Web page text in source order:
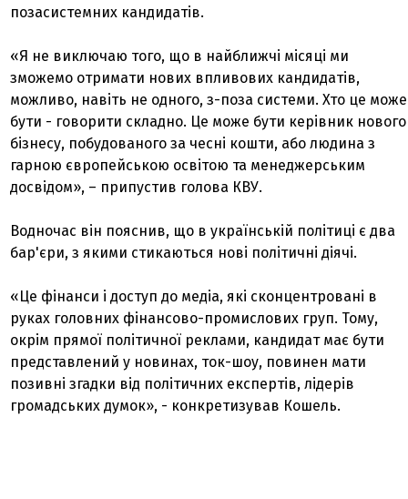
позасистемних кандидатів.
«Я не виключаю того, що в найближчі місяці ми
зможемо отримати нових впливових кандидатів,
можливо, навіть не одного, з-поза системи. Хто це може
бути - говорити складно. Це може бути керівник нового
бізнесу, побудованого за чесні кошти, або людина з
гарною європейською освітою та менеджерським
досвідом», – припустив голова КВУ.
Водночас він пояснив, що в українській політиці є два
бар'єри, з якими стикаються нові політичні діячі.
«Це фінанси і доступ до медіа, які сконцентровані в
руках головних фінансово-промислових груп. Тому,
окрім прямої політичної реклами, кандидат має бути
представлений у новинах, ток-шоу, повинен мати
позивні згадки від політичних експертів, лідерів
громадських думок», - конкретизував Кошель.